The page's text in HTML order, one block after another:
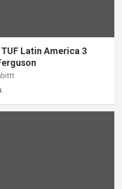
Latin America 3